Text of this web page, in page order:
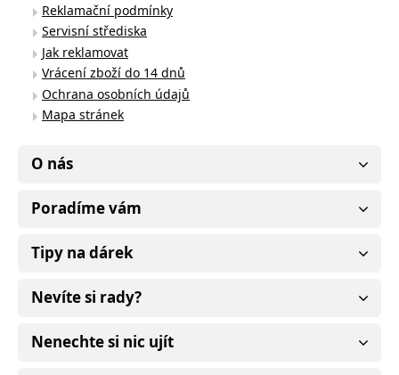
Reklamační podmínky
Servisní střediska
Jak reklamovat
Vrácení zboží do 14 dnů
Ochrana osobních údajů
Mapa stránek
O nás
Poradíme vám
Tipy na dárek
Nevíte si rady?
Nenechte si nic ujít